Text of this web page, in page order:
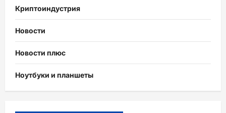
Криптоиндустрия
Новости
Новости плюс
Ноутбуки и планшеты